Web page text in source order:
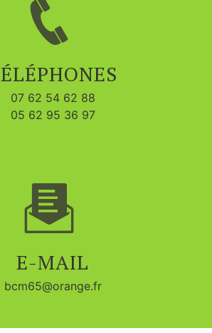
07 62 54 62 88
05 62 95 36 97
E-MAIL
bcm65@orange.fr